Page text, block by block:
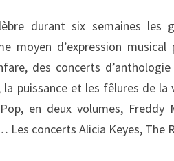
2021,
À
PARTIR
DU
16
JUILLET
durant six semaines
moyen d’expression musical
des concerts
la puissance et les fêlures de
en deux volumes, Freddy
Les concerts Alicia Keyes, The